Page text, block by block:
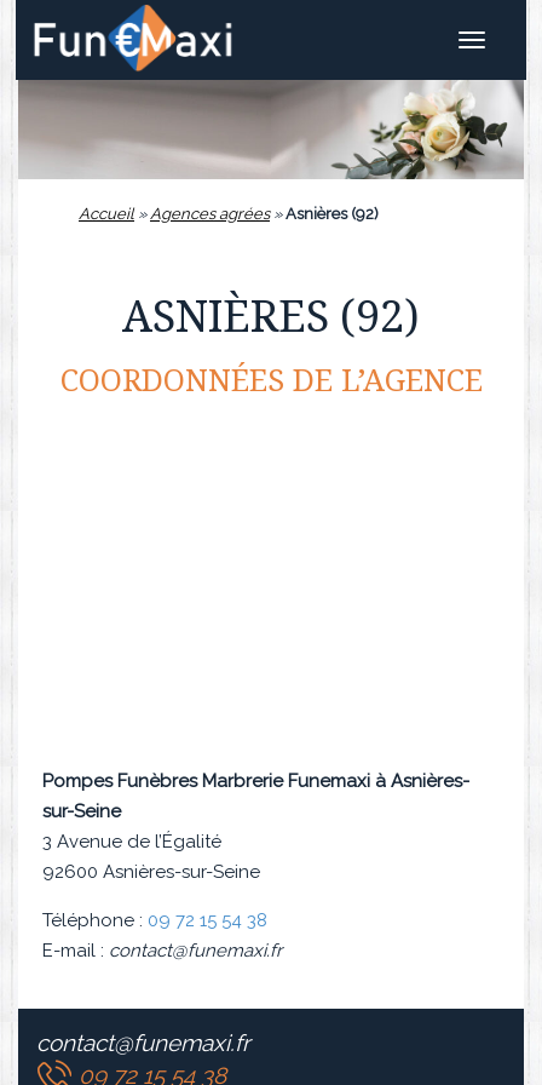
Toggle
Accueil»Agences agrées»Asnières (92)
ASNIÈRES (92)
COORDONNÉES DE L’AGENCE
Pompes Funèbres Marbrerie Funemaxi à Asnières-
sur-Seine
3 Avenue de l’Égalité
92600 Asnières-sur-Seine
Téléphone : 09 72 15 54 38
E-mail : contact@funemaxi.fr
contact@funemaxi.fr
09 72 15 54 38